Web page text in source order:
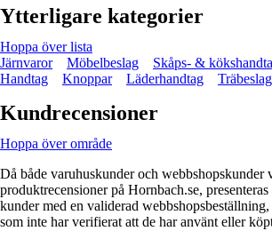
Ytterligare kategorier
Hoppa över lista
Järnvaror
Möbelbeslag Skåps- &
Handtag
Knoppar Läderhandtag Träbeslag
Kundrecensioner
Hoppa över område
Då både varuhuskunder och webbshopskunder
produktrecensioner på Hornbach.se,
kunder med en validerad
som inte har verifierat att de har använt eller